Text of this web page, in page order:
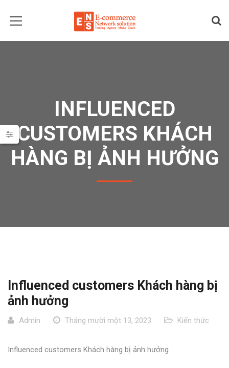
INFLUENCED
CUSTOMERS KHÁCH
HÀNG BỊ ẢNH HƯỞNG
Influenced customers Khách hàng bị
ảnh hưởng
Admin Tháng mười một 13, 2023 Kiến thức
Influenced customers Khách hàng bị ảnh hưởng